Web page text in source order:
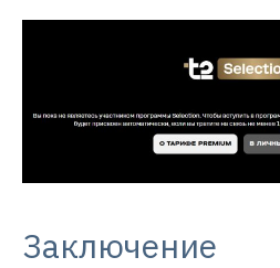
Заключение